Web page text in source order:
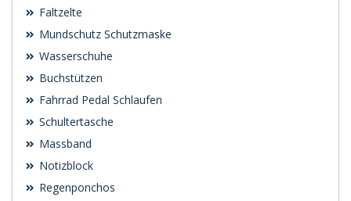
Faltzelte
Mundschutz Schutzmaske
Wasserschuhe
Buchstützen
Fahrrad Pedal Schlaufen
Schultertasche
Massband
Notizblock
Regenponchos